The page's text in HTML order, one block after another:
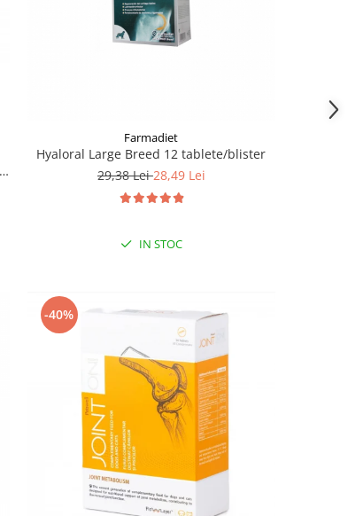
Farmadiet
Hyaloral Large Breed 12 tablete/blister
29,38 Lei28,49 Lei
IN STOC
-40%